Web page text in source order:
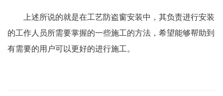
上述所说的就是在工艺防盗窗安装中，其负责进行安装
的工作人员所需要掌握的一些施工的方法，希望能够帮助到
有需要的用户可以更好的进行施工。